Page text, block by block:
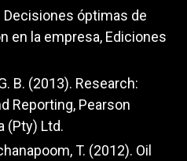
Decisiones óptimas de
en la empresa, Ediciones
B. (2013). Research:
Reporting, Pearson
(Pty) Ltd.
T. (2012). Oil